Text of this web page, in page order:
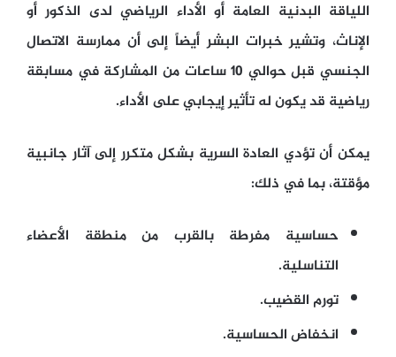
اللياقة البدنية العامة أو الأداء الرياضي لدى الذكور أو
الإناث، وتشير خبرات البشر أيضاً إلى أن ممارسة الاتصال
الجنسي قبل حوالي 10 ساعات من المشاركة في مسابقة
رياضية قد يكون له تأثير إيجابي على الأداء.
يمكن أن تؤدي العادة السرية بشكل متكرر إلى آثار جانبية
مؤقتة، بما في ذلك:
حساسية مفرطة بالقرب من منطقة الأعضاء
التناسلية.
تورم القضيب.
انخفاض الحساسية.